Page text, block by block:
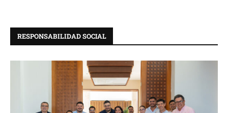
RESPONSABILIDAD SOCIAL